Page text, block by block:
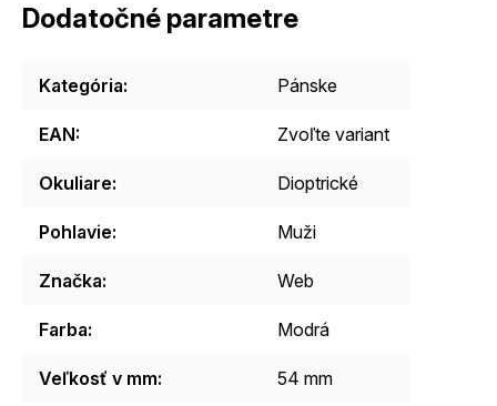
Dodatočné parametre
Kategória: Pánske
EAN: Zvoľte variant
Okuliare: Dioptrické
Pohlavie: Muži
Značka: Web
Farba: Modrá
Veľkosť v mm: 54 mm